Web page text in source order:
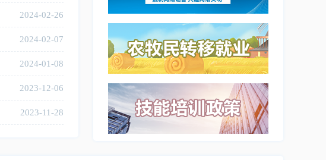
2024-02-26
2024-02-07
2024-01-08
2023-12-06
2023-11-28